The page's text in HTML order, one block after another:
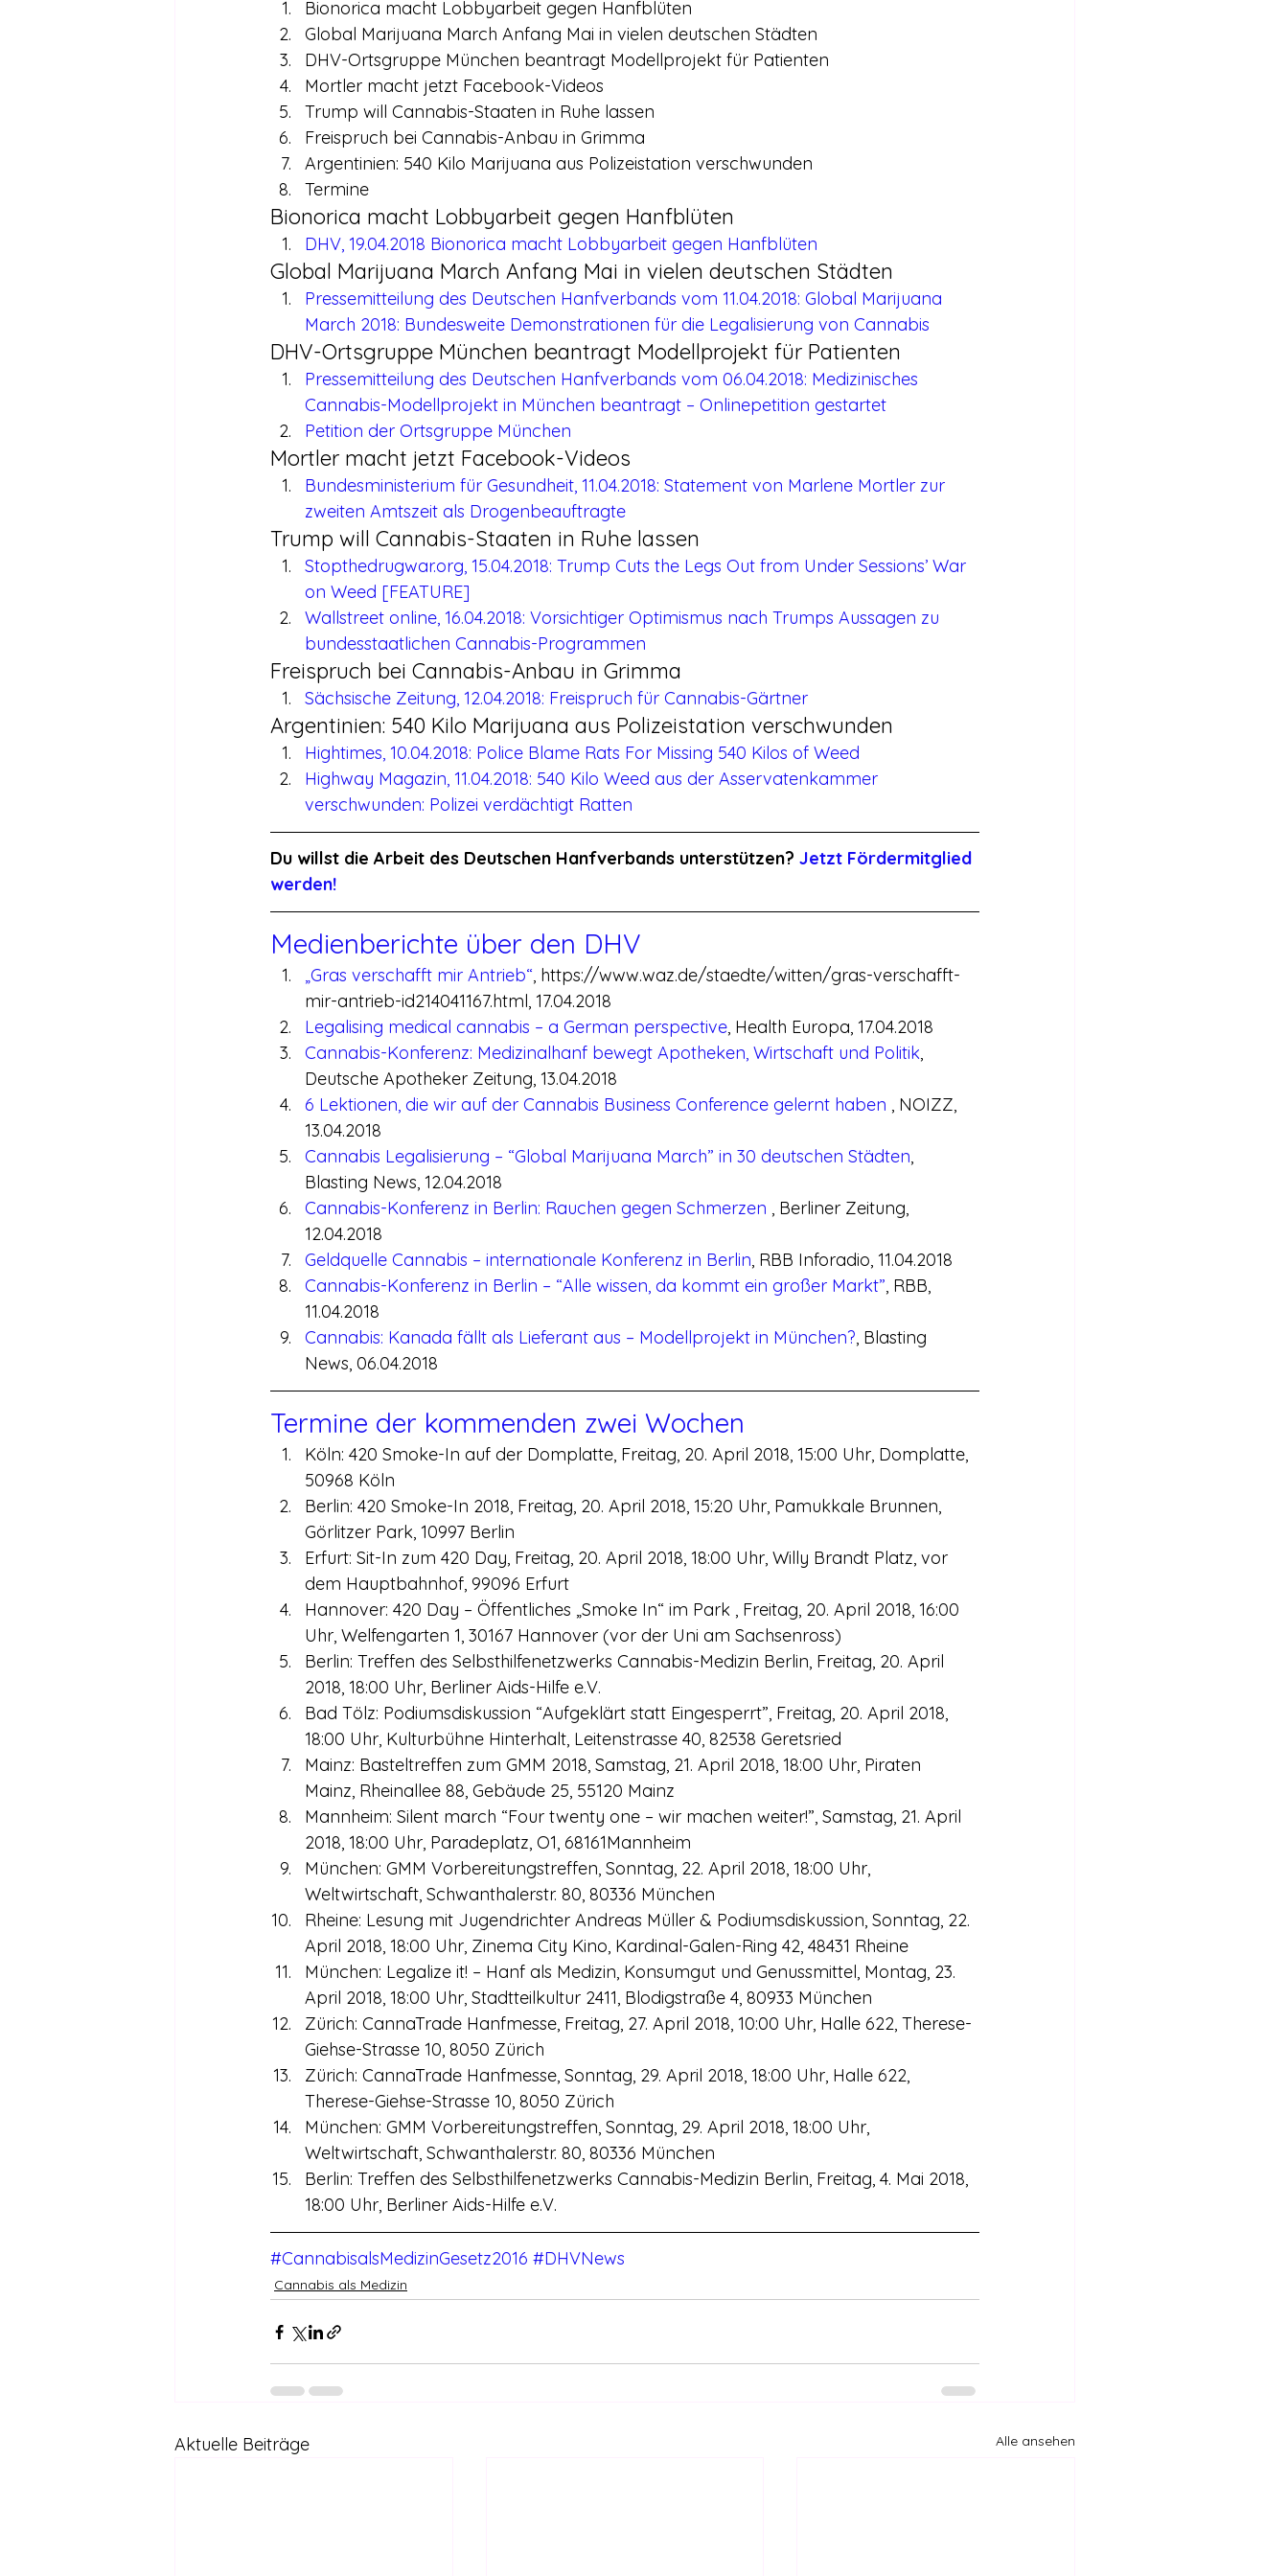
Bionorica macht Lobbyarbeit gegen Hanfblüten
Global Marijuana March Anfang Mai in vielen deutschen Städten
DHV-Ortsgruppe München beantragt Modellprojekt für Patienten
Mortler macht jetzt Facebook-Videos
Trump will Cannabis-Staaten in Ruhe lassen
Freispruch bei Cannabis-Anbau in Grimma
Argentinien: 540 Kilo Marijuana aus Polizeistation verschwunden
Termine
Bionorica macht Lobbyarbeit gegen Hanfblüten
DHV, 19.04.2018 Bionorica macht Lobbyarbeit gegen Hanfblüten
Global Marijuana March Anfang Mai in vielen deutschen Städten
Pressemitteilung des Deutschen Hanfverbands vom 11.04.2018: Global Marijuana
March 2018: Bundesweite Demonstrationen für die Legalisierung von Cannabis
DHV-Ortsgruppe München beantragt Modellprojekt für Patienten
Pressemitteilung des Deutschen Hanfverbands vom 06.04.2018: Medizinisches
Cannabis-Modellprojekt in München beantragt – Onlinepetition gestartet
Petition der Ortsgruppe München
Mortler macht jetzt Facebook-Videos
Bundesministerium für Gesundheit, 11.04.2018: Statement von Marlene Mortler zur
zweiten Amtszeit als Drogenbeauftragte
Trump will Cannabis-Staaten in Ruhe lassen
Stopthedrugwar.org, 15.04.2018: Trump Cuts the Legs Out from Under Sessions’ War
on Weed [FEATURE]
Wallstreet online, 16.04.2018: Vorsichtiger Optimismus nach Trumps Aussagen zu
bundesstaatlichen Cannabis-Programmen
Freispruch bei Cannabis-Anbau in Grimma
Sächsische Zeitung, 12.04.2018: Freispruch für Cannabis-Gärtner
Argentinien: 540 Kilo Marijuana aus Polizeistation verschwunden
Hightimes, 10.04.2018: Police Blame Rats For Missing 540 Kilos of Weed
Highway Magazin, 11.04.2018: 540 Kilo Weed aus der Asservatenkammer
verschwunden: Polizei verdächtigt Ratten
Du willst die Arbeit des Deutschen Hanfverbands unterstützen? Jetzt Fördermitglied
werden!
Medienberichte über den DHV
„Gras verschafft mir Antrieb“, https://www.waz.de/staedte/witten/gras-verschafft-
mir-antrieb-id214041167.html, 17.04.2018
Legalising medical cannabis – a German perspective, Health Europa, 17.04.2018
Cannabis-Konferenz: Medizinalhanf bewegt Apotheken, Wirtschaft und Politik,
Deutsche Apotheker Zeitung, 13.04.2018
6 Lektionen, die wir auf der Cannabis Business Conference gelernt haben , NOIZZ,
13.04.2018
Cannabis Legalisierung – “Global Marijuana March” in 30 deutschen Städten,
Blasting News, 12.04.2018
Cannabis-Konferenz in Berlin: Rauchen gegen Schmerzen , Berliner Zeitung,
12.04.2018
Geldquelle Cannabis – internationale Konferenz in Berlin, RBB Inforadio, 11.04.2018
Cannabis-Konferenz in Berlin – “Alle wissen, da kommt ein großer Markt”, RBB,
11.04.2018
Cannabis: Kanada fällt als Lieferant aus – Modellprojekt in München?, Blasting
News, 06.04.2018
Termine der kommenden zwei Wochen
Köln: 420 Smoke-In auf der Domplatte, Freitag, 20. April 2018, 15:00 Uhr, Domplatte,
50968 Köln
Berlin: 420 Smoke-In 2018, Freitag, 20. April 2018, 15:20 Uhr, Pamukkale Brunnen,
Görlitzer Park, 10997 Berlin
Erfurt: Sit-In zum 420 Day, Freitag, 20. April 2018, 18:00 Uhr, Willy Brandt Platz, vor
dem Hauptbahnhof, 99096 Erfurt
Hannover: 420 Day – Öffentliches „Smoke In“ im Park , Freitag, 20. April 2018, 16:00
Uhr, Welfengarten 1, 30167 Hannover (vor der Uni am Sachsenross)
Berlin: Treffen des Selbsthilfenetzwerks Cannabis-Medizin Berlin, Freitag, 20. April
2018, 18:00 Uhr, Berliner Aids-Hilfe e.V.
Bad Tölz: Podiumsdiskussion “Aufgeklärt statt Eingesperrt”, Freitag, 20. April 2018,
18:00 Uhr, Kulturbühne Hinterhalt, Leitenstrasse 40, 82538 Geretsried
Mainz: Basteltreffen zum GMM 2018, Samstag, 21. April 2018, 18:00 Uhr, Piraten
Mainz, Rheinallee 88, Gebäude 25, 55120 Mainz
Mannheim: Silent march “Four twenty one – wir machen weiter!”, Samstag, 21. April
2018, 18:00 Uhr, Paradeplatz, O1, 68161Mannheim
München: GMM Vorbereitungstreffen, Sonntag, 22. April 2018, 18:00 Uhr,
Weltwirtschaft, Schwanthalerstr. 80, 80336 München
Rheine: Lesung mit Jugendrichter Andreas Müller & Podiumsdiskussion, Sonntag, 22.
April 2018, 18:00 Uhr, Zinema City Kino, Kardinal-Galen-Ring 42, 48431 Rheine
München: Legalize it! – Hanf als Medizin, Konsumgut und Genussmittel, Montag, 23.
April 2018, 18:00 Uhr, Stadtteilkultur 2411, Blodigstraße 4, 80933 München
Zürich: CannaTrade Hanfmesse, Freitag, 27. April 2018, 10:00 Uhr, Halle 622, Therese-
Giehse-Strasse 10, 8050 Zürich
Zürich: CannaTrade Hanfmesse, Sonntag, 29. April 2018, 18:00 Uhr, Halle 622,
Therese-Giehse-Strasse 10, 8050 Zürich
München: GMM Vorbereitungstreffen, Sonntag, 29. April 2018, 18:00 Uhr,
Weltwirtschaft, Schwanthalerstr. 80, 80336 München
Berlin: Treffen des Selbsthilfenetzwerks Cannabis-Medizin Berlin, Freitag, 4. Mai 2018,
18:00 Uhr, Berliner Aids-Hilfe e.V.
#CannabisalsMedizinGesetz2016 #DHVNews
Cannabis als Medizin
Aktuelle Beiträge Alle ansehen